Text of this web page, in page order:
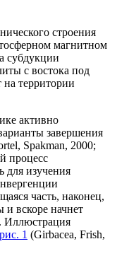
строения
магнитном
субдукции
с востока под
территории
активно
завершения
Spakman, 2000;
процесс
для изучения
часть, наконец,
и вскоре начнет
Иллюстрация
рис. 1 (Girbacea, Frish,